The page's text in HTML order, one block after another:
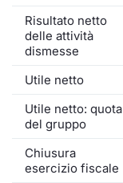
Risultato netto
delle attività
dismesse
Utile netto
Utile netto: quota
del gruppo
Chiusura
esercizio fiscale